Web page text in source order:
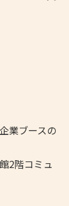
業ブースの
階コミュ